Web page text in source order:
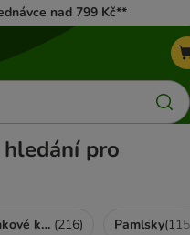
nad 799 Kč**
pro
Speciální a doplňkové krmivo (216) Pamlsky(115